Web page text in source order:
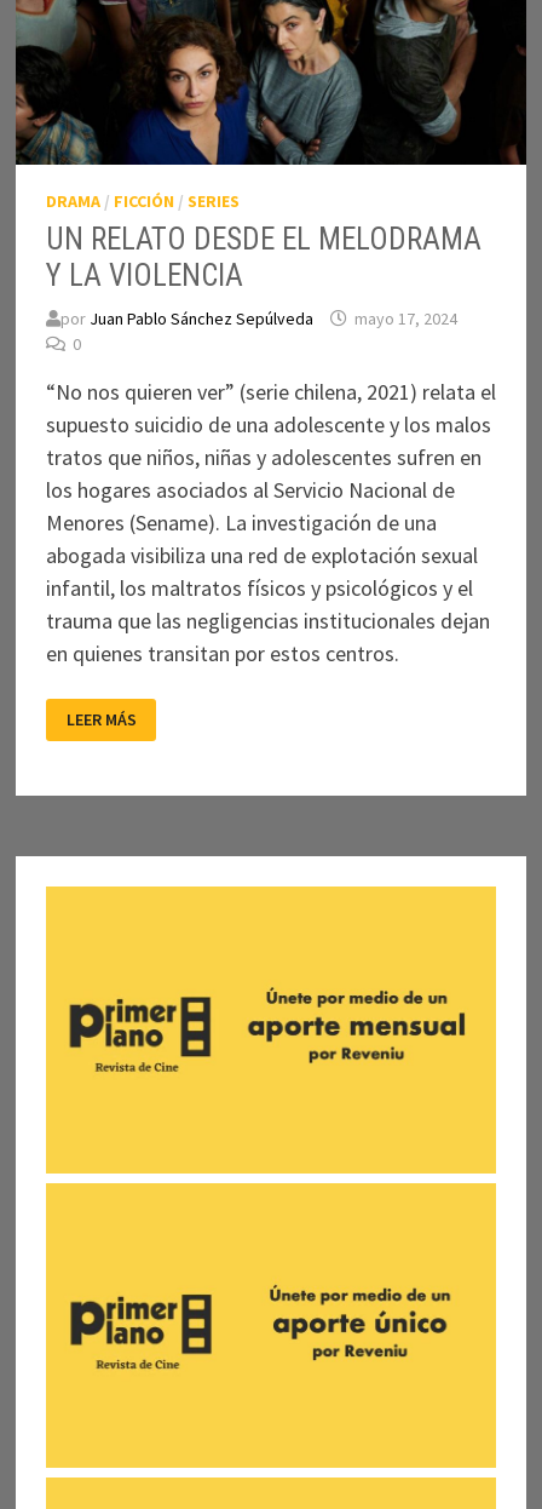
DRAMA/ FICCIÓN / SERIES
UN RELATO DESDE EL MELODRAMA
Y LA VIOLENCIA
por Juan Pablo Sánchez Sepúlveda
mayo 17, 2024
0
“No nos quieren ver” (serie chilena, 2021) relata el
supuesto suicidio de una adolescente y los malos
tratos que niños, niñas y adolescentes sufren en
los hogares asociados al Servicio Nacional de
Menores (Sename). La investigación de una
abogada visibiliza una red de explotación sexual
infantil, los maltratos físicos y psicológicos y el
trauma que las negligencias institucionales dejan
en quienes transitan por estos centros.
RELATO
DESDE
Y
LEER MÁS